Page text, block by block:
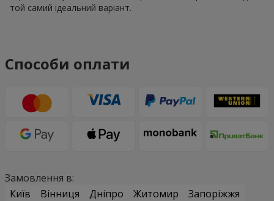
той самий ідеальний варіант.
Способи оплати
Замовлення в:
Київ
Вінниця Дніпро Житомир
Запоріжжя